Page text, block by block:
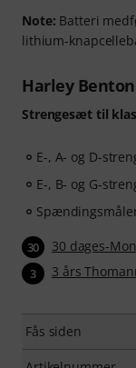
Note: Batteri
lithium-
Harley
Strengesæt til
E-, A- og D-
E-, B- og G-
30 30 dages-
3 3 års
Fås siden